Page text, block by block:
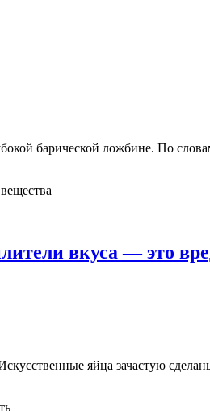
барической ложбине. По
вкуса — это
яйца зачастую